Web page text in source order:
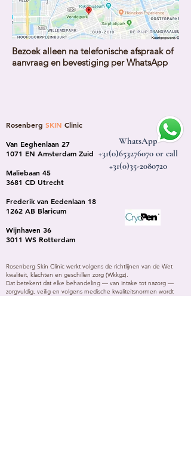
Bezoek alleen na telefonische afspraak of
aanvraag en bevestiging per WhatsApp
Rosenberg SKIN Clinic
Van Eeghenlaan 27
1071 EN Amsterdam Zuid
Maliebaan 45
3681 CD Utrecht
Frederik van Eedenlaan 18
1262 AB Blaricum
Wijnhaven 36
3011 WS Rotterdam
Rosenberg Skin Clinic werkt volgens de richtlijnen van de Wet
kwaliteit, klachten en geschillen zorg (Wkkgz).
Dat betekent dat elke behandeling — van intake tot nazorg —
zorgvuldig, veilig en volgens medische kwaliteitsnormen wordt
WhatsApp
+31(0)653276070 or call
+31(0)35-2080720